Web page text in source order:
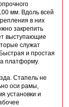
мм. Вдоль всей
в них
закрепить
выступающие
служат
и простая
платформу.
Стапель не
оси рамы,
установки и